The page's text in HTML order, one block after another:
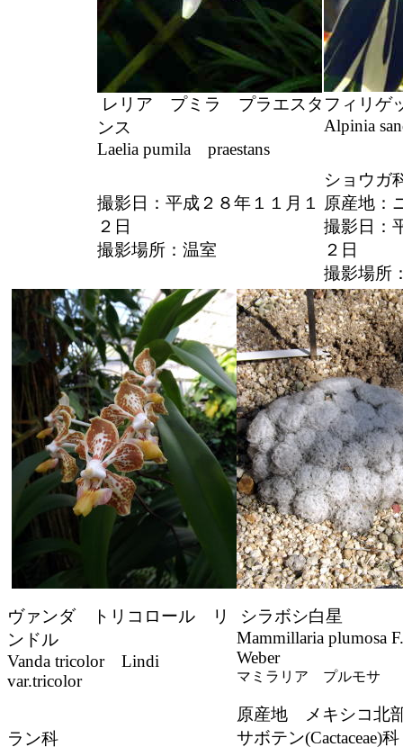
レリア プミラ プラエスタ
ンス
Laelia pumila praestans
撮影日：平成２８年１１月１
２日
撮影場所：温室
フィリゲ
Alpinia
ショウガ
原産地：
撮影日：
２日
撮影場所
ヴァンダ トリコロール リ
ンドル
Vanda tricolor Lindi
var.tricolor
ラン科
シラボシ白星
Mammillaria plumosa
Weber
マミラリア プルモサ
原産地 メキシコ北
サボテン(Cactaceae)科